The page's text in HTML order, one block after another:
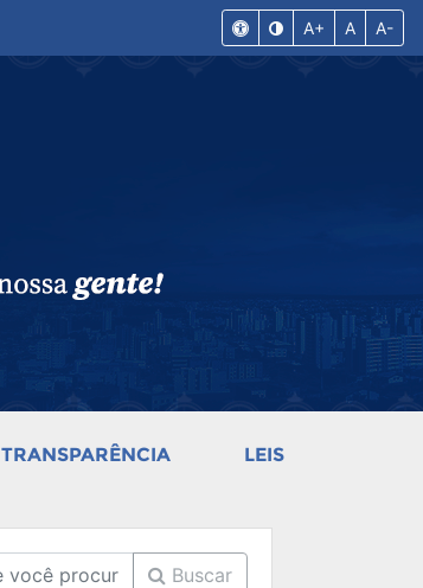
A+ A A-
TRANSPARÊNCIA
LEIS
Buscar